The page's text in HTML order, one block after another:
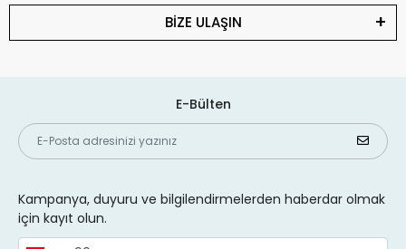
BİZE ULAŞIN
E-Bülten
Kampanya, duyuru ve bilgilendirmelerden haberdar olmak
için kayıt olun.